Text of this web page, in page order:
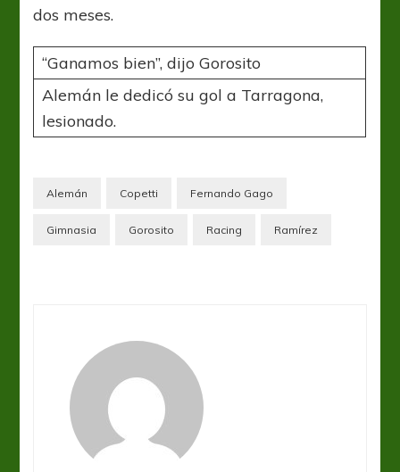
dos meses.
“Ganamos bien”, dijo Gorosito
Alemán le dedicó su gol a Tarragona,
lesionado.
Alemán Copetti Fernando Gago
Gimnasia Gorosito Racing Ramírez